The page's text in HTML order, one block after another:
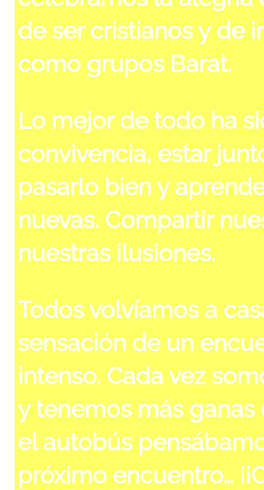
de ser cristianos y de
como grupos Barat.
Lo mejor de todo ha
convivencia, estar
pasarlo bien y
nuevas. Compartir
nuestras ilusiones.
Todos volvíamos a
sensación de un
intenso. Cada vez
y tenemos más ganas
el autobús
próximo encuentro…